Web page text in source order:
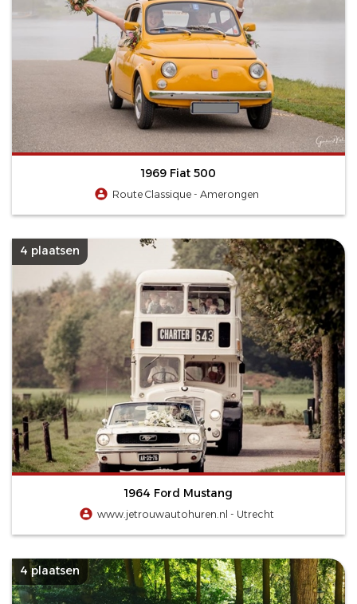
1969 Fiat 500
Route Classique - Amerongen
4 plaatsen
1964 Ford Mustang
www.jetrouwautohuren.nl - Utrecht
4 plaatsen